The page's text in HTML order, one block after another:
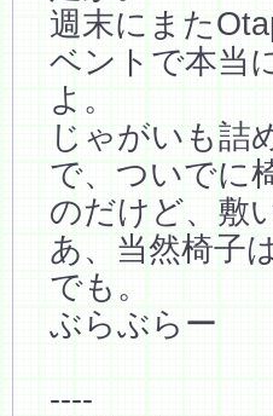
週末にまた
ベントで本当
よ。
じゃがいも詰
で、ついでに
のだけど、敷
あ、当然椅子
でも。
ぶらぶらー
----